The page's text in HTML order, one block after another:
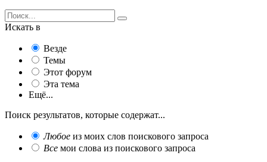
Искать в
Везде
Темы
Этот форум
Эта тема
Ещё...
Поиск результатов, которые содержат...
Любое из моих слов поискового запроса
Все мои слова из поискового запроса